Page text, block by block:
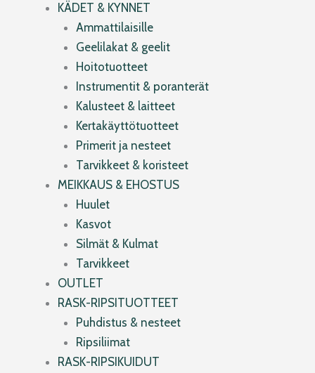
KÄDET & KYNNET
Ammattilaisille
Geelilakat & geelit
Hoitotuotteet
Instrumentit & poranterät
Kalusteet & laitteet
Kertakäyttötuotteet
Primerit ja nesteet
Tarvikkeet & koristeet
MEIKKAUS & EHOSTUS
Huulet
Kasvot
Silmät & Kulmat
Tarvikkeet
OUTLET
RASK-RIPSITUOTTEET
Puhdistus & nesteet
Ripsiliimat
RASK-RIPSIKUIDUT